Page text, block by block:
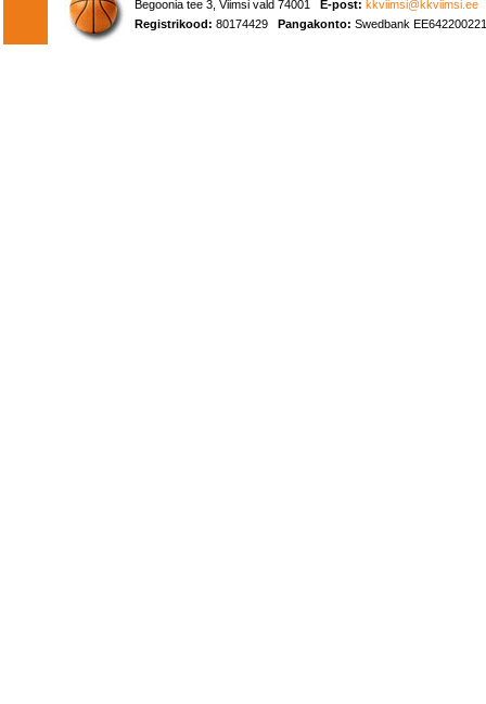
Begoonia tee 3, Viimsi vald 74001 E-post: kkviimsi@kkviimsi.ee
Registrikood: 80174429 Pangakonto: Swedbank